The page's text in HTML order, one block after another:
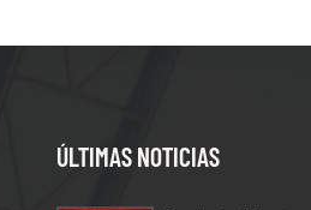
ÚLTIMAS NOTICIAS